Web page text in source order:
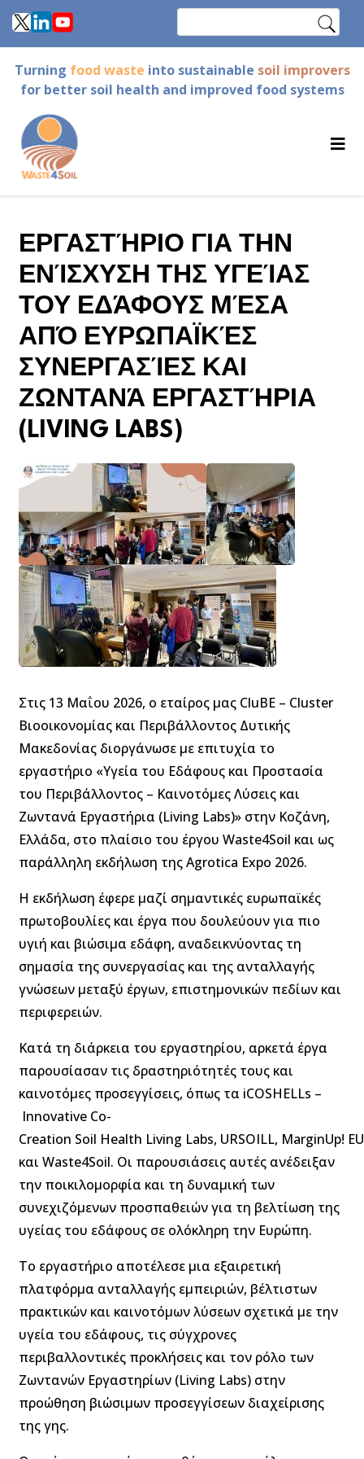
Skip
to
content
Turning food waste into sustainable soil improvers
for better soil health and improved food systems
ΕΡΓΑΣΤΉΡΙΟ ΓΙΑ ΤΗΝ
ΕΝΊΣΧΥΣΗ ΤΗΣ ΥΓΕΊΑΣ
ΤΟΥ ΕΔΆΦΟΥΣ ΜΈΣΑ
ΑΠΌ ΕΥΡΩΠΑΪΚΈΣ
ΣΥΝΕΡΓΑΣΊΕΣ ΚΑΙ
ΖΩΝΤΑΝΆ ΕΡΓΑΣΤΉΡΙΑ
(LIVING LABS)
Στις 13 Μαΐου 2026, ο εταίρος μας CluBE – Cluster
Βιοοικονομίας και Περιβάλλοντος Δυτικής
Μακεδονίας διοργάνωσε με επιτυχία το
εργαστήριο «Υγεία του Εδάφους και Προστασία
του Περιβάλλοντος – Καινοτόμες Λύσεις και
Ζωντανά Εργαστήρια (Living Labs)» στην Κοζάνη,
Ελλάδα, στο πλαίσιο του έργου Waste4Soil και ως
παράλληλη εκδήλωση της Agrotica Expo 2026.
Η εκδήλωση έφερε μαζί σημαντικές ευρωπαϊκές
πρωτοβουλίες και έργα που δουλεύουν για πιο
υγιή και βιώσιμα εδάφη, αναδεικνύοντας τη
σημασία της συνεργασίας και της ανταλλαγής
γνώσεων μεταξύ έργων, επιστημονικών πεδίων και
περιφερειών.
Κατά τη διάρκεια του εργαστηρίου, αρκετά έργα
παρουσίασαν τις δραστηριότητές τους και
καινοτόμες προσεγγίσεις, όπως τα iCOSHELLs –
Innovative Co-
Creation Soil Health Living Labs, URSOILL, MarginUp! EU
και Waste4Soil. Οι παρουσιάσεις αυτές ανέδειξαν
την ποικιλομορφία και τη δυναμική των
συνεχιζόμενων προσπαθειών για τη βελτίωση της
υγείας του εδάφους σε ολόκληρη την Ευρώπη.
Το εργαστήριο αποτέλεσε μια εξαιρετική
πλατφόρμα ανταλλαγής εμπειριών, βέλτιστων
πρακτικών και καινοτόμων λύσεων σχετικά με την
υγεία του εδάφους, τις σύγχρονες
περιβαλλοντικές προκλήσεις και τον ρόλο των
Ζωντανών Εργαστηρίων (Living Labs) στην
προώθηση βιώσιμων προσεγγίσεων διαχείρισης
της γης.